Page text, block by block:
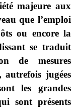
majeure aux
que l’emploi
ou encore la
se traduit
de mesures
autrefois jugées
les grandes
sont présents